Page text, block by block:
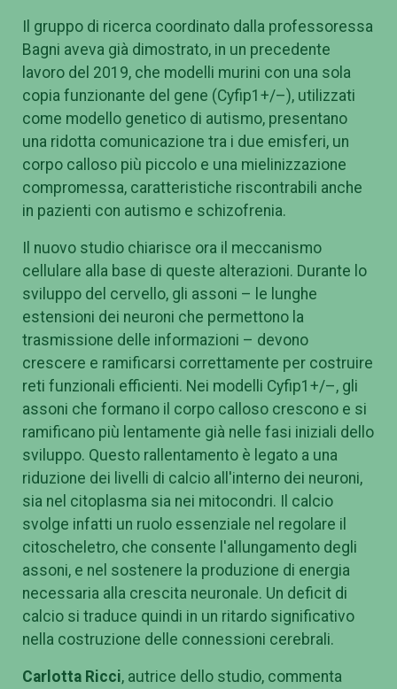
Il gruppo di ricerca coordinato dalla professoressa
Bagni aveva già dimostrato, in un precedente
lavoro del 2019, che modelli murini con una sola
copia funzionante del gene (Cyfip1+/–), utilizzati
come modello genetico di autismo, presentano
una ridotta comunicazione tra i due emisferi, un
corpo calloso più piccolo e una mielinizzazione
compromessa, caratteristiche riscontrabili anche
in pazienti con autismo e schizofrenia.
Il nuovo studio chiarisce ora il meccanismo
cellulare alla base di queste alterazioni. Durante lo
sviluppo del cervello, gli assoni – le lunghe
estensioni dei neuroni che permettono la
trasmissione delle informazioni – devono
crescere e ramificarsi correttamente per costruire
reti funzionali efficienti. Nei modelli Cyfip1+/–, gli
assoni che formano il corpo calloso crescono e si
ramificano più lentamente già nelle fasi iniziali dello
sviluppo. Questo rallentamento è legato a una
riduzione dei livelli di calcio all'interno dei neuroni,
sia nel citoplasma sia nei mitocondri. Il calcio
svolge infatti un ruolo essenziale nel regolare il
citoscheletro, che consente l'allungamento degli
assoni, e nel sostenere la produzione di energia
necessaria alla crescita neuronale. Un deficit di
calcio si traduce quindi in un ritardo significativo
nella costruzione delle connessioni cerebrali.
Carlotta Ricci, autrice dello studio, commenta